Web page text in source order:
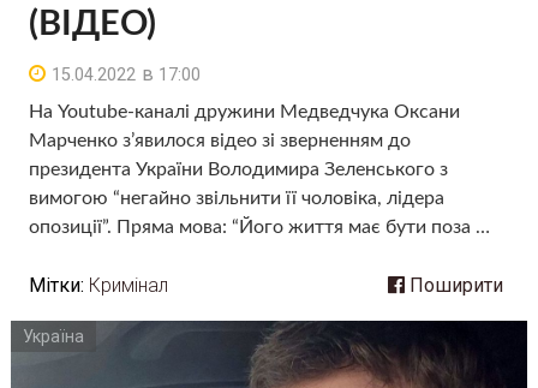
(ВІДЕО)
15.04.2022 в 17:00
На Youtube-каналі дружини Медведчука Оксани
Марченко з’явилося відео зі зверненням до
президента України Володимира Зеленського з
вимогою “негайно звільнити її чоловіка, лідера
опозиції”. Пряма мова: “Його життя має бути поза …
Мітки: Кримінал Поширити
Україна